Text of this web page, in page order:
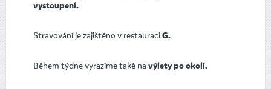
vystoupení.
Stravování je zajištěno v restauraci G.
Během týdne vyrazíme také na výlety po okolí.